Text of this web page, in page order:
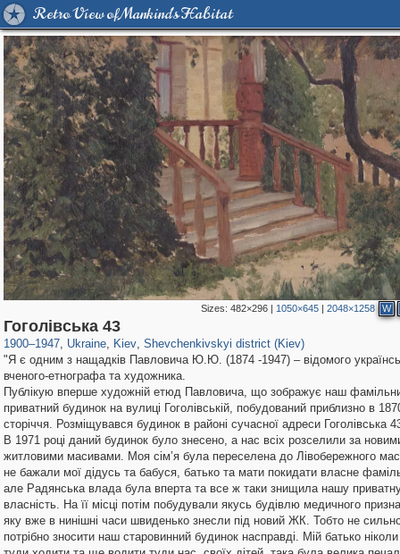
Retro View of Mankind's Habitat
Sizes:482×296 | 1050×645 |2048×1258 W
Гоголівська 43
1900–1947, Ukraine
135,349
, Kiev
61,122 1,609
, Shevchenkivskyi district (Kiev)
"Я є одним з нащадків Павловича Ю.Ю. (1874 -1947) – відомого
вченого-етнографа та художника.
Публікую вперше художній етюд Павловича, що зображує наш
приватний будинок на вулиці Гоголівській, побудований приблизно в
сторіччя. Розміщувався будинок в районі сучасної адреси Гоголівська
В 1971 році даний будинок було знесено, а нас всіх розселили за
житловими масивами. Моя сім’я була переселена до Лівобережного
не бажали мої дідусь та бабуся, батько та мати покидати власне
але Радянська влада була вперта та все ж таки знищила нашу
власність. На її місці потім побудували якусь будівлю медичного
яку вже в нинішні часи швиденько знесли під новий ЖК. Тобто не
потрібно зносити наш старовинний будинок насправді. Мій батько